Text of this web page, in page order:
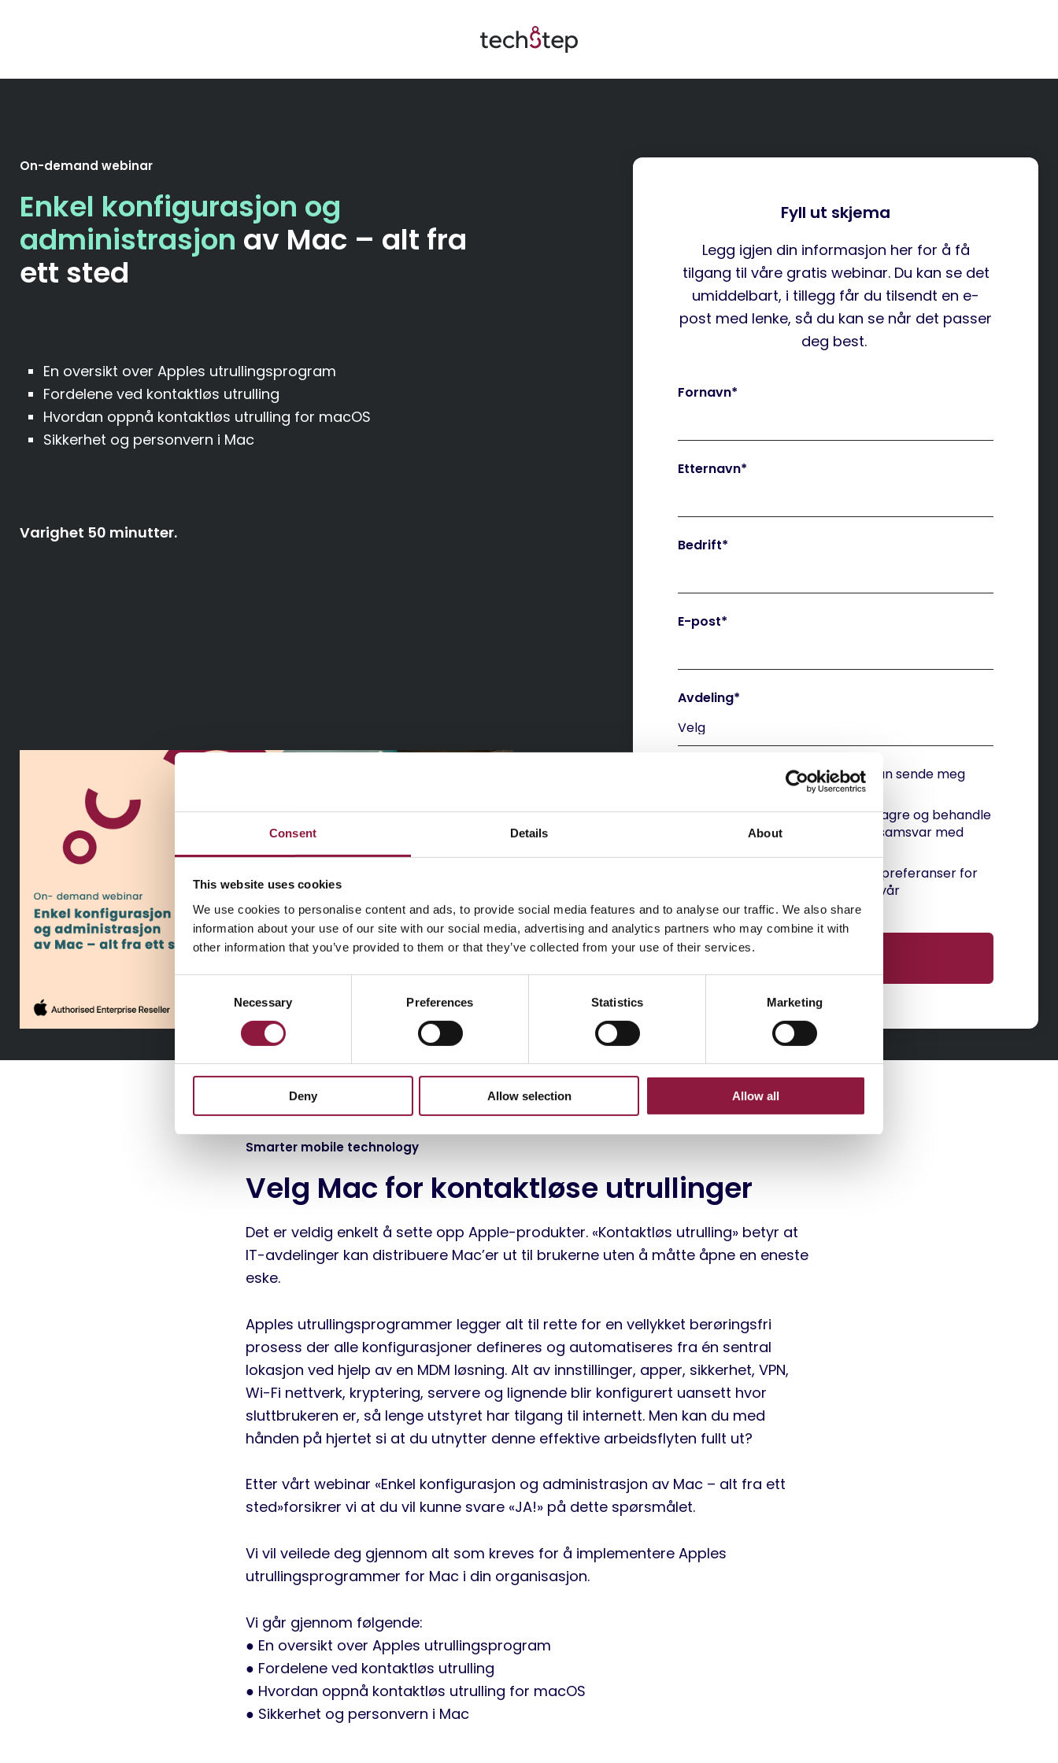
Consent Details About
This website uses cookies
We use cookies to personalise content and ads, to provide social media features and to analyse our traffic. We also share
information about your use of our site with our social media, advertising and analytics partners who may combine it with
other information that you’ve provided to them or that they’ve collected from your use of their services.
e
e
Necessary Preferences Statistics Marketing
Deny Allow selection Allow all
On-demand webinar
Enkel konfigurasjon og
administrasjon av Mac – alt fra
ett sted
En oversikt over Apples utrullingsprogram
Fordelene ved kontaktløs utrulling
Hvordan oppnå kontaktløs utrulling for macOS
Sikkerhet og personvern i Mac
Varighet 50 minutter.
Fyll ut skjema
Legg igjen din informasjon her for å få
tilgang til våre gratis webinar. Du kan se det
umiddelbart, i tillegg får du tilsendt en e-
post med lenke, så du kan se når det passer
deg best.
Fornavn*
Etternavn*
Bedrift*
E-post*
Avdeling*
Jeg bekrefter at Techstep kan sende meg
relevant informasjon
Jeg godtar at Techstep kan lagre og behandle
personopplysningene mine i samsvar med
Du kan når som helst endre dine preferanser for
kommunikasjon. Mer info finnes i vår
personvernerklæring.
Smarter mobile technology
Velg Mac for kontaktløse utrullinger
Det er veldig enkelt å sette opp Apple-produkter. «Kontaktløs utrulling» betyr at
IT-avdelinger kan distribuere Mac’er ut til brukerne uten å måtte åpne en eneste
eske.
Apples utrullingsprogrammer legger alt til rette for en vellykket berøringsfri
prosess der alle konfigurasjoner defineres og automatiseres fra én sentral
lokasjon ved hjelp av en MDM løsning. Alt av innstillinger, apper, sikkerhet, VPN,
Wi-Fi nettverk, kryptering, servere og lignende blir konfigurert uansett hvor
sluttbrukeren er, så lenge utstyret har tilgang til internett. Men kan du med
hånden på hjertet si at du utnytter denne effektive arbeidsflyten fullt ut?
Etter vårt webinar «Enkel konfigurasjon og administrasjon av Mac – alt fra ett
sted»forsikrer vi at du vil kunne svare «JA!» på dette spørsmålet.
Vi vil veilede deg gjennom alt som kreves for å implementere Apples
utrullingsprogrammer for Mac i din organisasjon.
Vi går gjennom følgende:
● En oversikt over Apples utrullingsprogram
● Fordelene ved kontaktløs utrulling
● Hvordan oppnå kontaktløs utrulling for macOS
● Sikkerhet og personvern i Mac